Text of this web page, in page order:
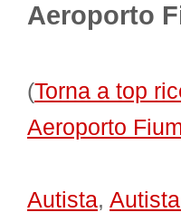
Aeroporto
(Torna a top
Aeroporto
Autista,